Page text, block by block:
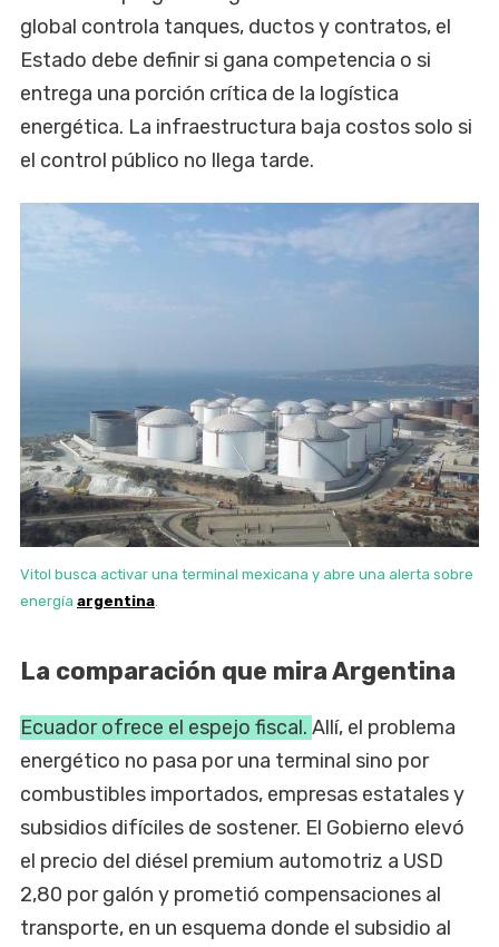
global controla tanques, ductos y contratos, el
Estado debe definir si gana competencia o si
entrega una porción crítica de la logística
energética. La infraestructura baja costos solo si
el control público no llega tarde.
Vitol busca activar una terminal mexicana y abre una alerta sobre
energía argentina
La comparación que mira Argentina
Ecuador ofrece el espejo fiscal. Allí, el problema
energético no pasa por una terminal sino por
combustibles importados, empresas estatales y
subsidios difíciles de sostener. El Gobierno elevó
el precio del diésel premium automotriz a USD
2,80 por galón y prometió compensaciones al
transporte, en un esquema donde el subsidio al